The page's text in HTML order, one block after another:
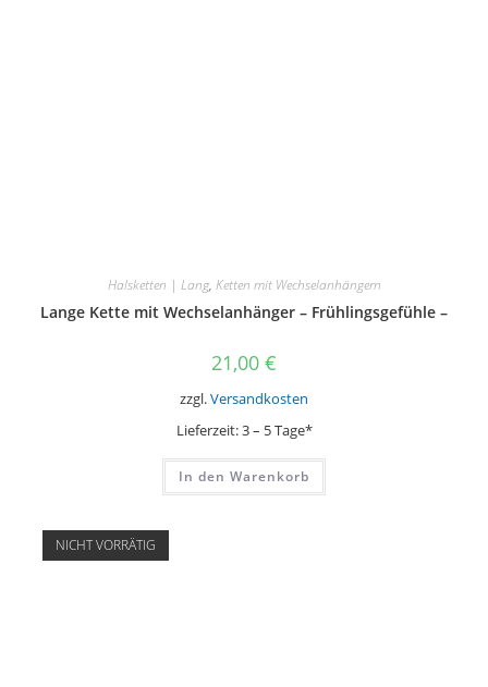
Halsketten | Lang, Ketten mit Wechselanhängern
Lange Kette mit Wechselanhänger – Frühlingsgefühle –
21,00 €
zzgl.Versandkosten
Lieferzeit:3 – 5 Tage*
In den Warenkorb
NICHT VORRÄTIG